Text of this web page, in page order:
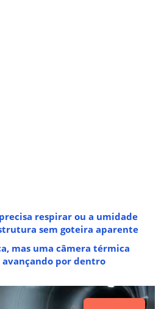
respirar ou a umidade
sem goteira aparente
mas uma câmera térmica
avançando por dentro